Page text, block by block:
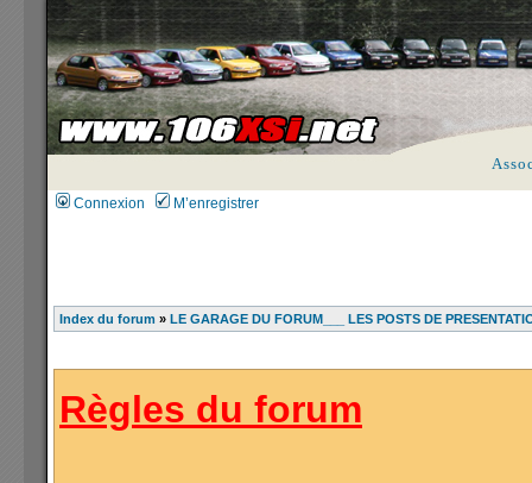
Connexion M’enregistrer
Index du forum » LE GARAGE DU FORUM___ LES POSTS DE
Règles du forum